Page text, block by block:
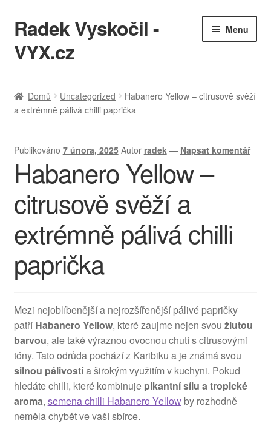
Přeskočit
na
navigaci
Přejít
k
obsahu
Radek Vyskočil -
VYX.cz
Menu
Ukázky práce
KQL cheatsheet
Zásady ochrany osobních údajů
Domů Uncategorized
Habanero Yellow – citrusově svěží
a extrémně pálivá chilli paprička
Publikováno 7 února, 2025 Autor radek — Napsat komentář
Habanero Yellow –
citrusově svěží a
extrémně pálivá chilli
paprička
Mezi nejoblíbenější a nejrozšířenější pálivé papričky
patříHabanero Yellow, které zaujme nejen svou žlutou
barvou, ale také výraznou ovocnou chutí s citrusovými
tóny. Tato odrůda pochází z Karibiku a je známá svou
silnou pálivostía širokým využitím v kuchyni. Pokud
hledáte chilli, které kombinuje pikantní sílu a tropické
aroma, semena chilli Habanero Yellowby rozhodně
neměla chybět ve vaší sbírce.